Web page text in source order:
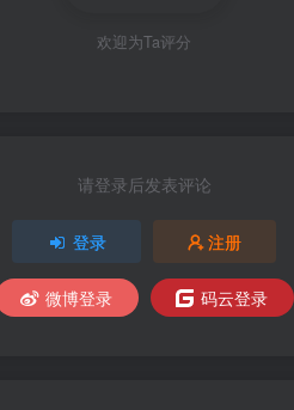
欢迎为Ta评分
请登录后发表评论
登录 注册
微博登录 码云登录